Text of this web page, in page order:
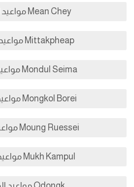
Mean Chey مواعيد الصلاة
Mittakpheap مواعيد الصلاة
Mondul Seima مواعيد الصلاة
Mongkol Borei مواعيد الصلاة
Moung Ruessei مواعيد الصلاة
Mukh Kampul مواعيد الصلاة